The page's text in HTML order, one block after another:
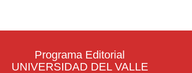
Programa Editorial
UNIVERSIDAD DEL VALLE